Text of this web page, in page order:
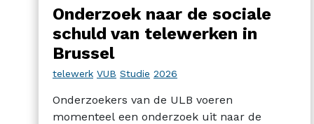
Onderzoek naar de sociale
schuld van telewerken in
Brussel
telewerk VUB Studie 2026
Onderzoekers van de ULB voeren
momenteel een onderzoek uit naar de